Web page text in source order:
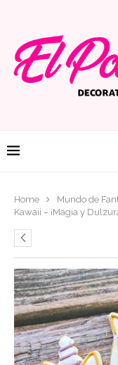
Home Mundo de
Kawaii – ¡Magia y